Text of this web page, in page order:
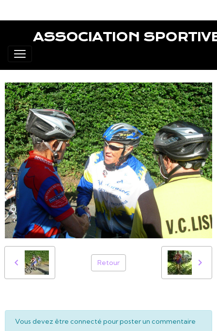
ASSOCIATION
Retour
Vous devez être connecté pour poster un commentaire